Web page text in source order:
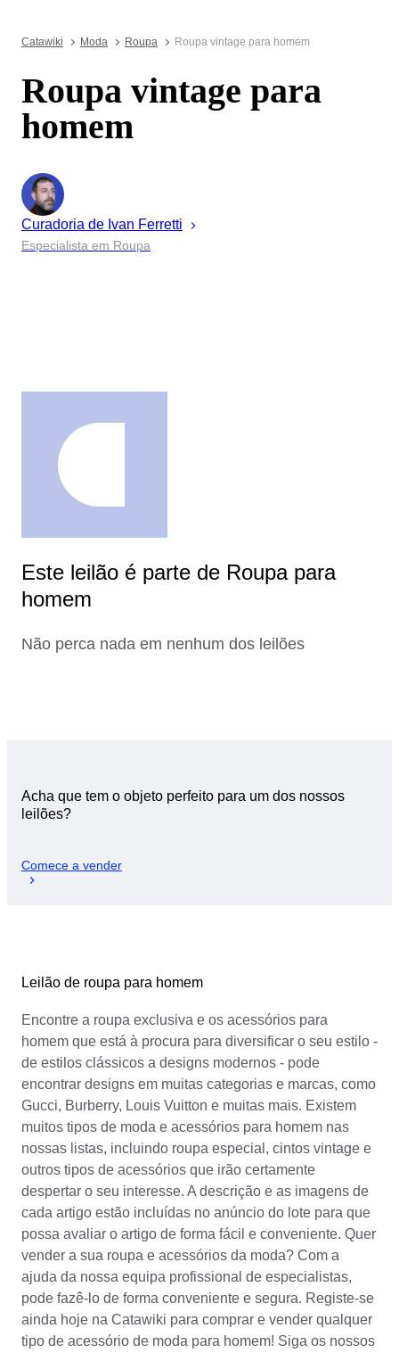
Catawiki Moda Roupa Roupa vintage para homem
Roupa vintage para
homem
Curadoria de Ivan Ferretti
Especialista em Roupa
Este leilão é parte de Roupa para
homem
Não perca nada em nenhum dos leilões
Acha que tem o objeto perfeito para um dos nossos
leilões?
Comece a vender
Leilão de roupa para homem
Encontre a roupa exclusiva e os acessórios para
homem que está à procura para diversificar o seu estilo -
de estilos clássicos a designs modernos - pode
encontrar designs em muitas categorias e marcas, como
Gucci, Burberry, Louis Vuitton e muitas mais. Existem
muitos tipos de moda e acessórios para homem nas
nossas listas, incluindo roupa especial, cintos vintage e
outros tipos de acessórios que irão certamente
despertar o seu interesse. A descrição e as imagens de
cada artigo estão incluídas no anúncio do lote para que
possa avaliar o artigo de forma fácil e conveniente. Quer
vender a sua roupa e acessórios da moda? Com a
ajuda da nossa equipa profissional de especialistas,
pode fazê-lo de forma conveniente e segura. Registe-se
ainda hoje na Catawiki para comprar e vender qualquer
tipo de acessório de moda para homem! Siga os nossos